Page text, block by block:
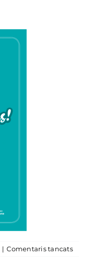
| Comentaris tancatsa 06.